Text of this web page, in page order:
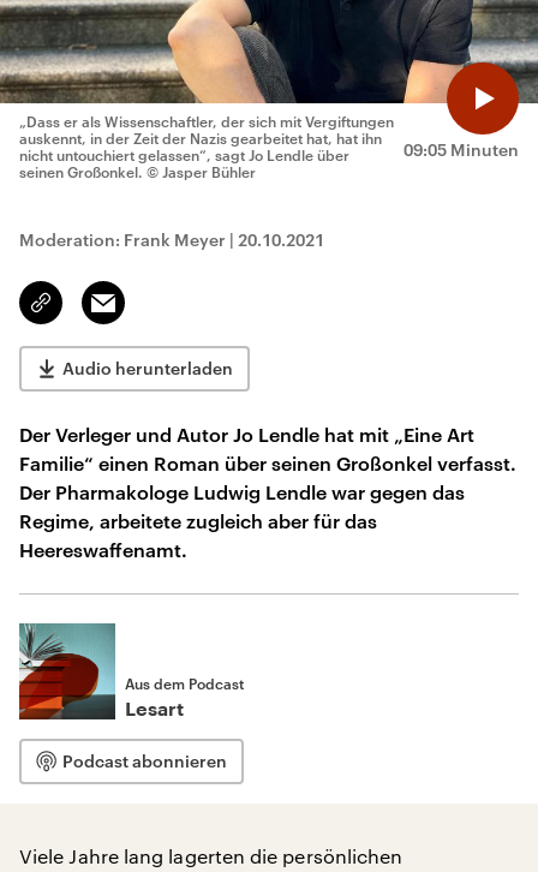
09:05 Minuten
„Dass er als Wissenschaftler, der sich mit Vergiftungen
auskennt, in der Zeit der Nazis gearbeitet hat, hat ihn
nicht untouchiert gelassen“, sagt Jo Lendle über
seinen Großonkel. © Jasper Bühler
Moderation: Frank Meyer | 20.10.2021
Link
kopieren/teilen
Email
Audio herunterladen
Der Verleger und Autor Jo Lendle hat mit „Eine Art
Familie“ einen Roman über seinen Großonkel verfasst.
Der Pharmakologe Ludwig Lendle war gegen das
Regime, arbeitete zugleich aber für das
Heereswaffenamt.
Aus dem Podcast
Lesart
Podcast abonnieren
Viele Jahre lang lagerten die persönlichen